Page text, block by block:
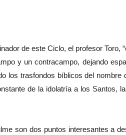
de este Ciclo, el profesor Toro,
y un contracampo, dejando
los trasfondos bíblicos del
de la idolatría a los Santos,
son dos puntos interesantes a